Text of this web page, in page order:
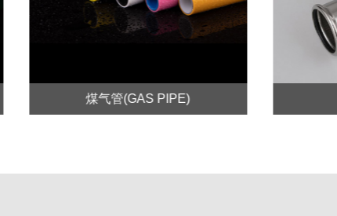
煤气管(GAS PIPE)